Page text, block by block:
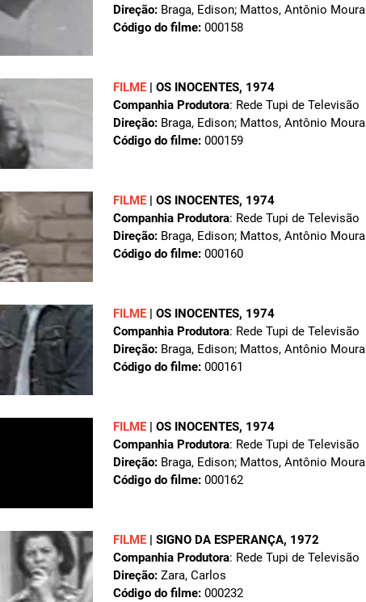
Direção: Braga, Edison; Mattos, Antônio Moura
Código do filme: 000158
FILME | OS INOCENTES, 1974
Companhia Produtora: Rede Tupi de Televisão
Direção: Braga, Edison; Mattos, Antônio Moura
Código do filme: 000159
FILME | OS INOCENTES, 1974
Companhia Produtora: Rede Tupi de Televisão
Direção: Braga, Edison; Mattos, Antônio Moura
Código do filme: 000160
FILME | OS INOCENTES, 1974
Companhia Produtora: Rede Tupi de Televisão
Direção: Braga, Edison; Mattos, Antônio Moura
Código do filme: 000161
FILME | OS INOCENTES, 1974
Companhia Produtora: Rede Tupi de Televisão
Direção: Braga, Edison; Mattos, Antônio Moura
Código do filme: 000162
FILME | SIGNO DA ESPERANÇA, 1972
Companhia Produtora: Rede Tupi de Televisão
Direção: Zara, Carlos
Código do filme: 000232